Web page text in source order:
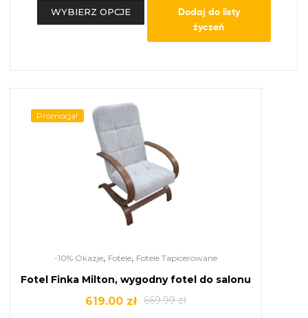
WYBIERZ OPCJE
Dodaj do listy
życzeń
Promocja!
-10% Okazje, Fotele, Fotele Tapicerowane
Fotel Finka Milton, wygodny fotel do salonu
669.99zł
619.00 zł